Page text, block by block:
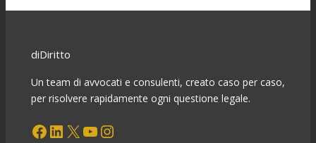
il
fallimento.
attenzione!
diDiritto
Un team di avvocati e consulenti, creato caso per caso,
per risolvere rapidamente ogni questione legale.
Facebook LinkedIn X YouTube Instagram